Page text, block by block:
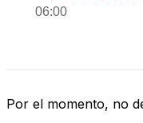
Por el momento, no